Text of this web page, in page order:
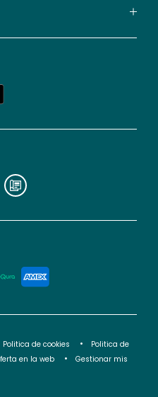
de
en
cualquier
Para
información,
puedes
nuestra
de
privacidad</2>.
Politica de cookies
Politica de
en la web
Gestionar mis